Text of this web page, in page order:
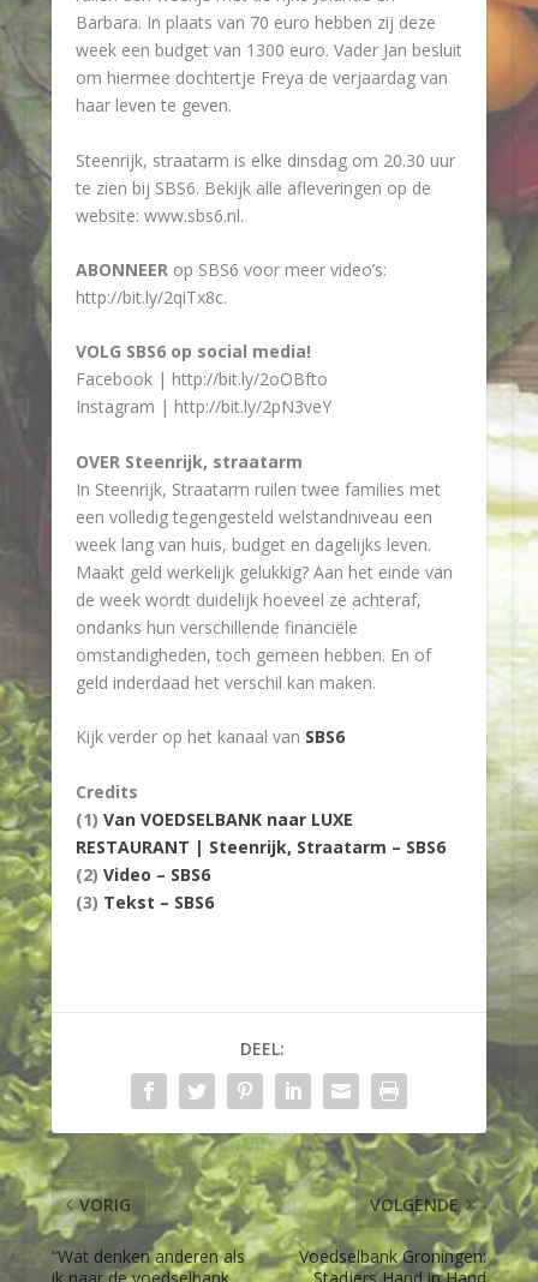
Barbara. In plaats van 70 euro hebben zij deze
week een budget van 1300 euro. Vader Jan besluit
om hiermee dochtertje Freya de verjaardag van
haar leven te geven.
Steenrijk, straatarm is elke dinsdag om 20.30 uur
te zien bij SBS6. Bekijk alle afleveringen op de
website: www.sbs6.nl.
ABONNEERop SBS6 voor meer video’s:
http://bit.ly/2qiTx8c.
VOLG SBS6 op social media!
Facebook | http://bit.ly/2oOBfto
Instagram | http://bit.ly/2pN3veY
OVER Steenrijk, straatarm
In Steenrijk, Straatarm ruilen twee families met
een volledig tegengesteld welstandniveau een
week lang van huis, budget en dagelijks leven.
Maakt geld werkelijk gelukkig? Aan het einde van
de week wordt duidelijk hoeveel ze achteraf,
ondanks hun verschillende financiële
omstandigheden, toch gemeen hebben. En of
geld inderdaad het verschil kan maken.
Kijk verder op het kanaal van SBS6
Credits
(1) Van VOEDSELBANK naar LUXE
RESTAURANT | Steenrijk, Straatarm – SBS6
(2) Video – SBS6
(3) Tekst – SBS6
DEEL:
VORIG
“Wat denken anderen als
ik naar de voedselbank
VOLGENDE
Voedselbank Groningen:
Stadjers Hand in Hand